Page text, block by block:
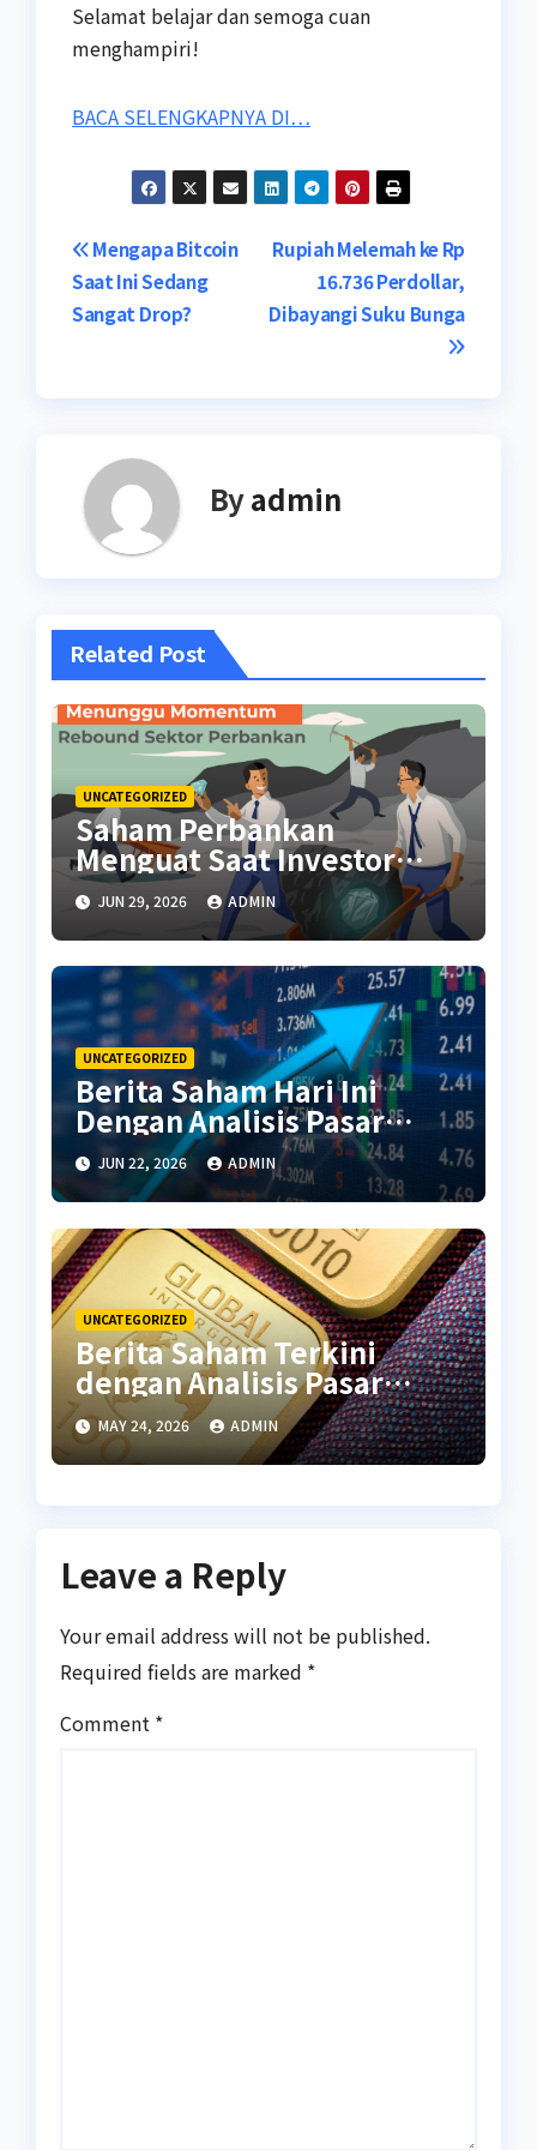
Selamat belajar dan semoga cuan
menghampiri!
BACA SELENGKAPNYA DI…
Post
navigation
Rupiah Melemah ke Rp
16.736 Perdollar,
Dibayangi Suku Bunga
Mengapa Bitcoin
Saat Ini Sedang
Sangat Drop?
Byadmin
Related Post
UNCATEGORIZED
Saham Perbankan
Menguat Saat Investor
Kembali Aktif
JUN 29, 2026 ADMIN
UNCATEGORIZED
Berita Saham Hari Ini
Dengan Analisis Pasar
Terbaru
JUN 22, 2026 ADMIN
UNCATEGORIZED
Berita Saham Terkini
dengan Analisis Pasar
Global
MAY 24, 2026 ADMIN
Leave a Reply
Your email address will not be published.
Required fields are marked *
Comment *